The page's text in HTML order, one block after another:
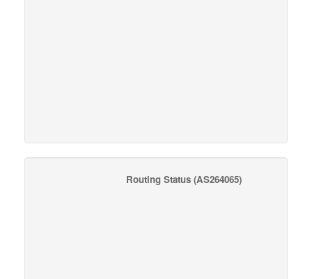
Routing Status(AS264065)